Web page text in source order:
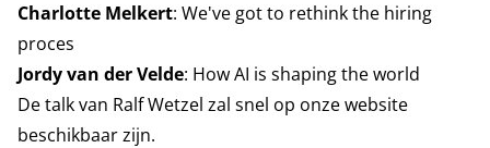
Charlotte Melkert: We've got to rethink the hiring
proces
Jordy van der Velde: How AI is shaping the world
De talk van Ralf Wetzel zal snel op onze website
beschikbaar zijn.